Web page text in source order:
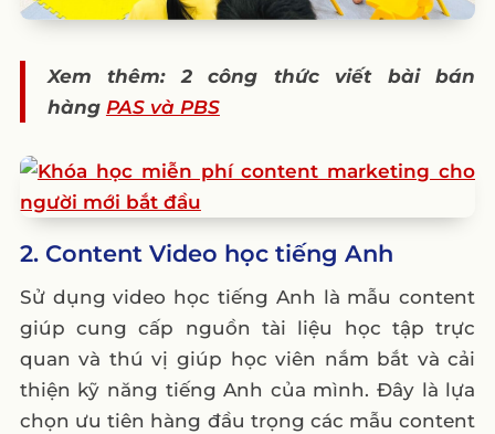
trọng đối với trung tâm anh văn?
thu hút học viên mới?
3. Làm thế nào để tạo ra nội dung tương
4. Có những loại hình nội dung nào phù
hợp cho việc luyện thi IELTS/TOEFL?
5. Những trung tâm anh văn nào nổi bật về
việc tạo ra nội dung chất lượng?
Xem thêm: 2 công thức viết bài bán
hàng PAS và PBS
2. Content Video học tiếng Anh
Sử dụng video học tiếng Anh là mẫu content
giúp cung cấp nguồn tài liệu học tập trực
quan và thú vị giúp học viên nắm bắt và cải
thiện kỹ năng tiếng Anh của mình. Đây là lựa
chọn ưu tiên hàng đầu trọng các mẫu content